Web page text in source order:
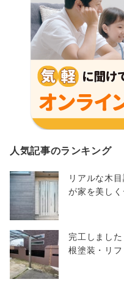
人気記事のランキング
リアルな木
が家を美しく
完工しまし
根塗装・リフ